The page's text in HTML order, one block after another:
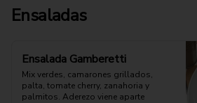
Ensaladas
Ensalada Gamberetti
Mix verdes, camarones grillados,
palta, tomate cherry, zanahoria y
palmitos. Aderezo viene aparte